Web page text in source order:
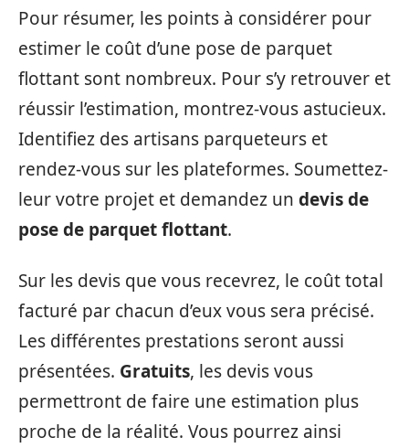
Pour résumer, les points à considérer pour
estimer le coût d’une pose de parquet
flottant sont nombreux. Pour s’y retrouver et
réussir l’estimation, montrez-vous astucieux.
Identifiez des artisans parqueteurs et
rendez-vous sur les plateformes. Soumettez-
leur votre projet et demandez un devis de
pose de parquet flottant.
Sur les devis que vous recevrez, le coût total
facturé par chacun d’eux vous sera précisé.
Les différentes prestations seront aussi
présentées. Gratuits, les devis vous
permettront de faire une estimation plus
proche de la réalité. Vous pourrez ainsi